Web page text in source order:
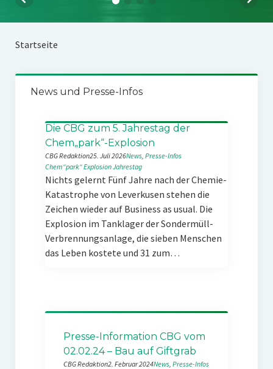
Startseite
News und Presse-Infos
Die CBG zum 5. Jahrestag der
Chem„park“-Explosion
CBG Redaktion25. Juli 2026News, Presse-Infos
Chem“park“ExplosionJahrestag
Nichts gelernt Fünf Jahre nach der Chemie-
Katastrophe von Leverkusen stehen die
Zeichen wieder auf Business as usual. Die
Explosion im Tanklager der Sondermüll-
Verbrennungsanlage, die sieben Menschen
das Leben kostete und 31 zum…
Presse-Information CBG vom
02.02.24 – Bau auf Giftgrab
CBG Redaktion2. Februar 2024News, Presse-Infos